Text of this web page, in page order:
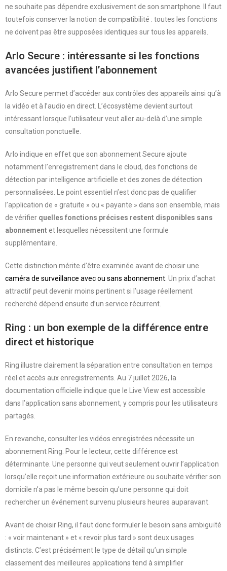
ne souhaite pas dépendre exclusivement de son smartphone. Il faut
toutefois conserver la notion de compatibilité : toutes les fonctions
ne doivent pas être supposées identiques sur tous les appareils.
Arlo Secure : intéressante si les fonctions
avancées justifient l’abonnement
Arlo Secure permet d’accéder aux contrôles des appareils ainsi qu’à
la vidéo et à l’audio en direct. L’écosystème devient surtout
intéressant lorsque l’utilisateur veut aller au-delà d’une simple
consultation ponctuelle.
Arlo indique en effet que son abonnement Secure ajoute
notamment l’enregistrement dans le cloud, des fonctions de
détection par intelligence artificielle et des zones de détection
personnalisées. Le point essentiel n’est donc pas de qualifier
l’application de « gratuite » ou « payante » dans son ensemble, mais
de vérifier quelles fonctions précises restent disponibles sans
abonnement et lesquelles nécessitent une formule
supplémentaire.
Cette distinction mérite d’être examinée avant de choisir une
caméra de surveillance avec ou sans abonnement. Un prix d’achat
attractif peut devenir moins pertinent si l’usage réellement
recherché dépend ensuite d’un service récurrent.
Ring : un bon exemple de la différence entre
direct et historique
Ring illustre clairement la séparation entre consultation en temps
réel et accès aux enregistrements. Au 7 juillet 2026, la
documentation officielle indique que le Live View est accessible
dans l’application sans abonnement, y compris pour les utilisateurs
partagés.
En revanche, consulter les vidéos enregistrées nécessite un
abonnement Ring. Pour le lecteur, cette différence est
déterminante. Une personne qui veut seulement ouvrir l’application
lorsqu’elle reçoit une information extérieure ou souhaite vérifier son
domicile n’a pas le même besoin qu’une personne qui doit
rechercher un événement survenu plusieurs heures auparavant.
Avant de choisir Ring, il faut donc formuler le besoin sans ambiguïté
: « voir maintenant » et « revoir plus tard » sont deux usages
distincts. C’est précisément le type de détail qu’un simple
classement des meilleures applications tend à simplifier